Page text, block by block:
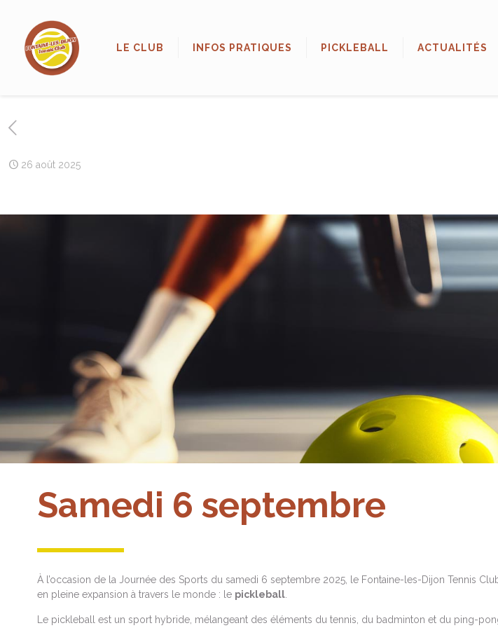
LE CLUB INFOS PRATIQUES PICKLEBALL ACTUALITÉS
26 août 2025
Samedi 6 septembre
À l’occasion de la Journée des Sports du samedi 6 septembre 2025, le Fontaine-les-Dijon Tennis
en pleine expansion à travers le monde : le pickleball
Le pickleball est un sport hybride, mélangeant des éléments du tennis, du badminton et du ping-